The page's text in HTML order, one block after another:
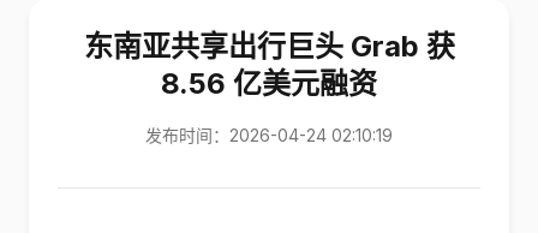
东南亚共享出行巨头 Grab 获
8.56 亿美元融资
发布时间：2026-04-24 02:10:19